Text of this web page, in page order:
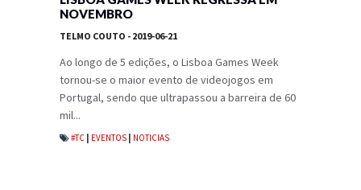
NOVEMBRO
TELMO COUTO - 2019-06-21
Ao longo de 5 edições, o Lisboa Games Week
tornou-se o maior evento de videojogos em
Portugal, sendo que ultrapassou a barreira de 60
mil...
#TC EVENTOS NOTICIAS